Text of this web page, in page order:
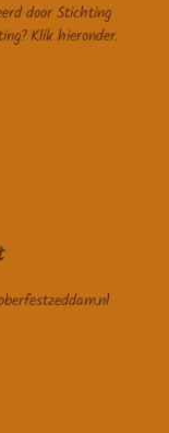
door Stichting
Klik hieronder.